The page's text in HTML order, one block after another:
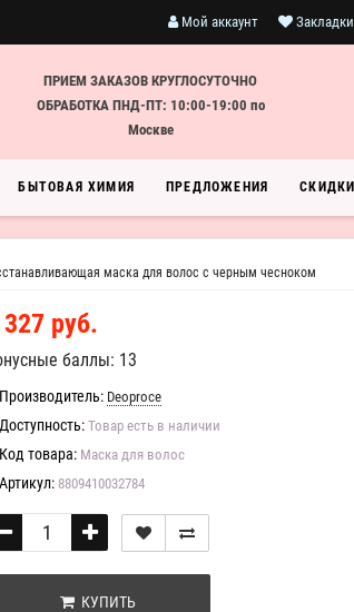
Мой аккаунт Закладки
ПРИЕМ ЗАКАЗОВ КРУГЛОСУТОЧНО
ОБРАБОТКА ПНД-ПТ: 10:00-19:00 по
Москве
БЫТОВАЯ ХИМИЯ ПРЕДЛОЖЕНИЯ СКИДКИ
маска для волос с черным чесноком
руб.
баллы: 13
Производитель: Deoproce
Доступность: Товар есть в наличии
Код товара: Маска для волос
Артикул: 8809410032784
КУПИТЬ